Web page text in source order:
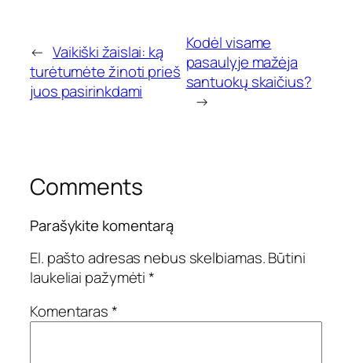
← Vaikiški žaislai: ką
turėtumėte žinoti prieš
juos pasirinkdami
Kodėl visame
pasaulyje mažėja
santuokų skaičius?
→
Comments
Parašykite komentarą
El. pašto adresas nebus skelbiamas.Būtini
laukeliai pažymėti*
Komentaras*